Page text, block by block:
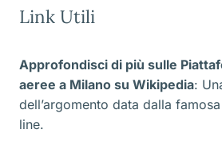
Link Utili
Approfondisci di più sulle
aeree a Milano su Wikipedia:
dell’argomento data dalla
line.